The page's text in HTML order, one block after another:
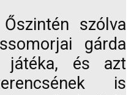
Őszintén szólva
gárda
játéka, és azt
is